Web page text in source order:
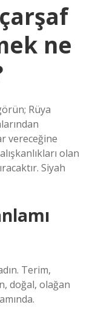
ne
Rüya
vereceğine
olan
Siyah
Terim,
doğal, olağan